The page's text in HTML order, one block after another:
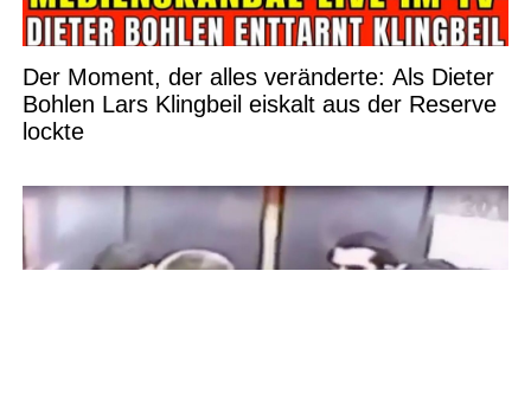
Der Moment, der alles veränderte: Als Dieter
Bohlen Lars Klingbeil eiskalt aus der Reserve
lockte